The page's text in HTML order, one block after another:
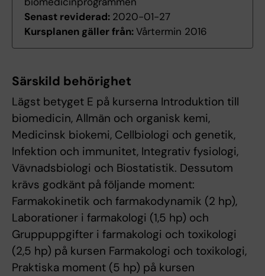
Senast reviderad: 2020-01-27
Kursplanen gäller från:Vårtermin 2016
Särskild behörighet
Lägst betyget E på kurserna Introduktion till
biomedicin, Allmän och organisk kemi,
Medicinsk biokemi, Cellbiologi och genetik,
Infektion och immunitet, Integrativ fysiologi,
Vävnadsbiologi och Biostatistik. Dessutom
krävs godkänt på följande moment:
Farmakokinetik och farmakodynamik (2 hp),
Laborationer i farmakologi (1,5 hp) och
Gruppuppgifter i farmakologi och toxikologi
(2,5 hp) på kursen Farmakologi och toxikologi,
Praktiska moment (5 hp) på kursen